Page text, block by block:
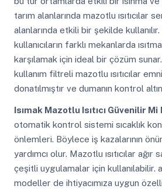
tarım alanlarında mazotlu ısıtıcılar
alanlarında etkili bir şekilde kullanılır.
kullanıcıların farklı mekanlarda
karşılamak için ideal bir çözüm
kullanım filtreli mazotlu ısıtıcılar
donatılmıştır ve dumanın kontrol
Isımak Mazotlu Isıtıcı Güvenilir Mi
otomatik kontrol sistemi sıcaklık
önlemleri. Böylece iş kazalarının
yardımcı olur. Mazotlu ısıtıcılar
çeşitli uygulamalar için kullanılabilir.
modeller de ihtiyacımıza uygun